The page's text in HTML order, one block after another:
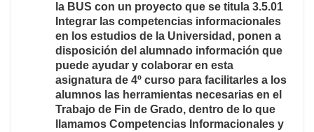
la BUS con un proyecto que se titula 3.5.01
Integrar las competencias informacionales
en los estudios de la Universidad, ponen a
disposición del alumnado información que
puede ayudar y colaborar en esta
asignatura de 4º curso para facilitarles a los
alumnos las herramientas necesarias en el
Trabajo de Fin de Grado, dentro de lo que
llamamos Competencias Informacionales y